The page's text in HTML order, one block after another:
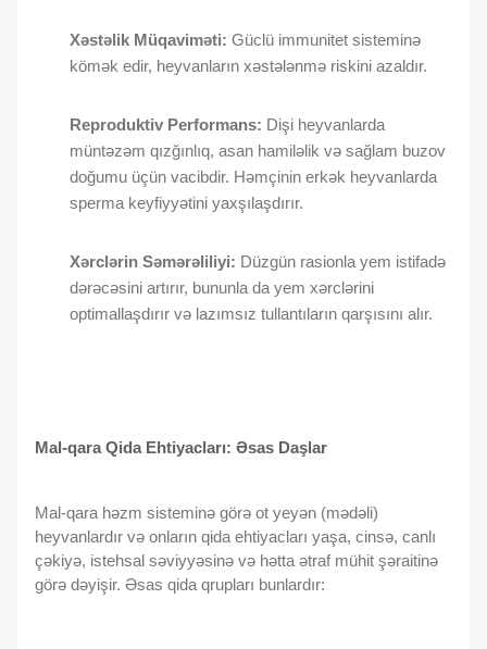
Xəstəlik Müqaviməti: Güclü immunitet sisteminə
kömək edir, heyvanların xəstələnmə riskini azaldır.
Reproduktiv Performans: Dişi heyvanlarda
müntəzəm qızğınlıq, asan hamiləlik və sağlam buzov
doğumu üçün vacibdir. Həmçinin erkək heyvanlarda
sperma keyfiyyətini yaxşılaşdırır.
Xərclərin Səmərəliliyi: Düzgün rasionla yem istifadə
dərəcəsini artırır, bununla da yem xərclərini
optimallaşdırır və lazımsız tullantıların qarşısını alır.
Mal-qara Qida Ehtiyacları: Əsas Daşlar
Mal-qara həzm sisteminə görə ot yeyən (mədəli)
heyvanlardır və onların qida ehtiyacları yaşa, cinsə, canlı
çəkiyə, istehsal səviyyəsinə və hətta ətraf mühit şəraitinə
görə dəyişir. Əsas qida qrupları bunlardır: